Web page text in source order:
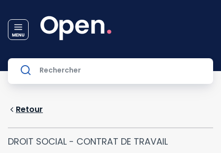
Retour
DROIT SOCIAL - CONTRAT DE TRAVAIL